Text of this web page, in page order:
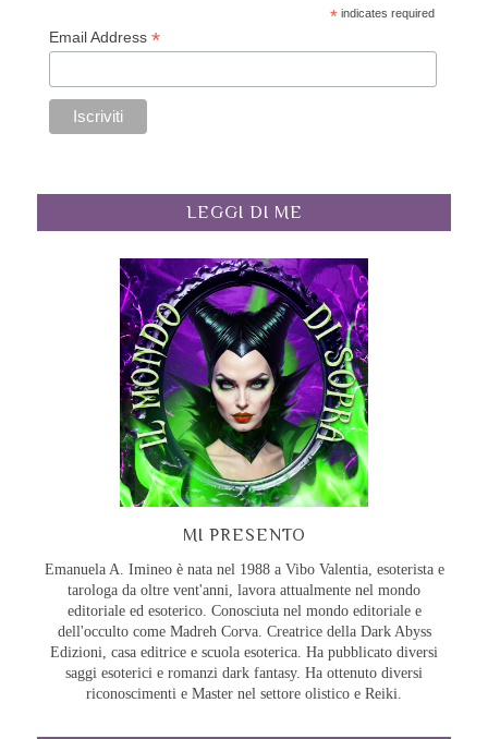
* indicates required
Email Address*
LEGGI DI ME
MI PRESENTO
Emanuela A. Imineo è nata nel 1988 a Vibo Valentia, esoterista e
tarologa da oltre vent'anni, lavora attualmente nel mondo
editoriale ed esoterico. Conosciuta nel mondo editoriale e
dell'occulto come Madreh Corva. Creatrice della Dark Abyss
Edizioni, casa editrice e scuola esoterica. Ha pubblicato diversi
saggi esoterici e romanzi dark fantasy. Ha ottenuto diversi
riconoscimenti e Master nel settore olistico e Reiki.